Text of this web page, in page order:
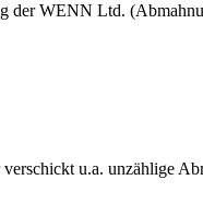
der WENN Ltd.
u.a. unzählige